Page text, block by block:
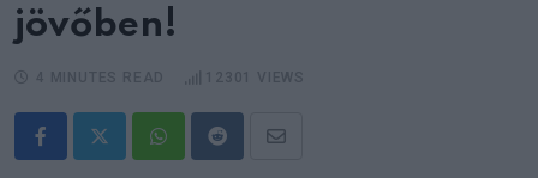
jövőben!
WhatsappRedditShare